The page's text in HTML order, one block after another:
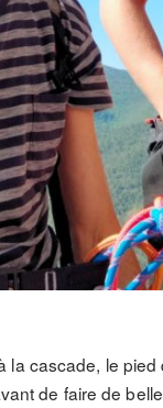
cascade, le pied
de faire de